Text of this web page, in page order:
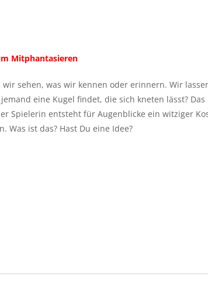
Mitphantasieren
sehen, was wir kennen oder erinnern. Wir
eine Kugel findet, die sich kneten lässt?
Spielerin entsteht für Augenblicke ein witziger
Was ist das? Hast Du eine Idee?